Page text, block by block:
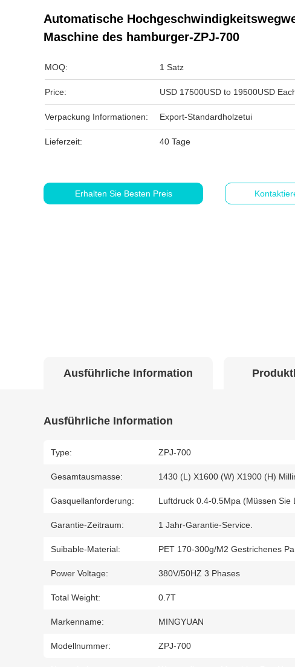
Automatische
Maschine des hamburger-ZPJ-700
MOQ: 1 Satz
Price: USD 17500USD to 19500USD
Verpackung Informationen: Export-Standardholzetui
Lieferzeit: 40 Tage
Erhalten Sie Besten Preis
Ausführliche Information
Ausführliche Information
Type: ZPJ-700
Gesamtausmasse: 1430 (L) X1600 (W) X1900 (H)
Gasquellanforderung: Luftdruck 0.4-0.5Mpa (müssen Sie
Garantie-Zeitraum: 1 Jahr-Garantie-Service.
Suibable-Material: PET 170-300g/m2 Gestrichenes
Power Voltage: 380V/50HZ 3 Phases
Total Weight: 0.7T
Markenname: MINGYUAN
Modellnummer: ZPJ-700